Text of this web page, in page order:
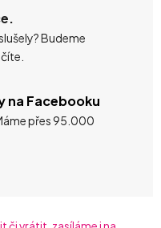
Budeme
na Facebooku
přes 95.000